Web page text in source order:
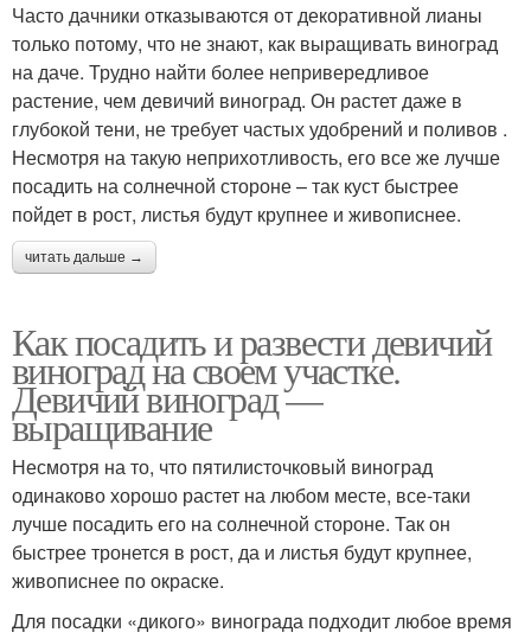
Часто дачники отказываются от декоративной лианы
только потому, что не знают, как выращивать виноград
на даче. Трудно найти более непривередливое
растение, чем девичий виноград. Он растет даже в
глубокой тени, не требует частых удобрений и поливов .
Несмотря на такую неприхотливость, его все же лучше
посадить на солнечной стороне – так куст быстрее
пойдет в рост, листья будут крупнее и живописнее.
читать дальше →
Как посадить и развести девичий
виноград на своем участке.
Девичий виноград —
выращивание
Несмотря на то, что пятилисточковый виноград
одинаково хорошо растет на любом месте, все-таки
лучше посадить его на солнечной стороне. Так он
быстрее тронется в рост, да и листья будут крупнее,
живописнее по окраске.
Для посадки «дикого» винограда подходит любое время